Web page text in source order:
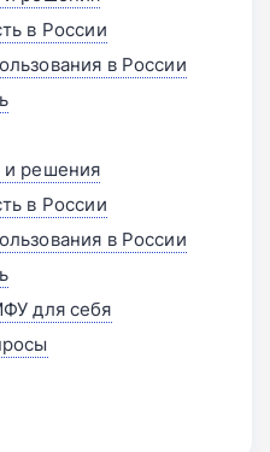
в России
в России
решения
в России
в России
для себя